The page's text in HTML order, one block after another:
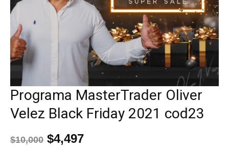
Programa MasterTrader Oliver
Velez Black Friday 2021 cod23
$10,000 $4,497